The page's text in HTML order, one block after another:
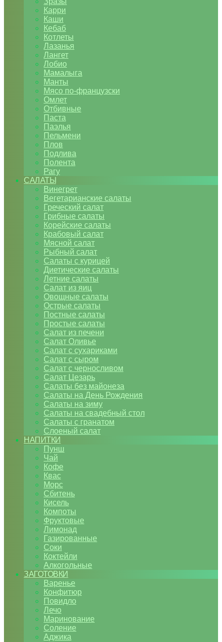
Карри
Каши
Кебаб
Котлеты
Лазанья
Лангет
Лобио
Мамалыга
Манты
Мясо по-французски
Омлет
Отбивные
Паста
Паэлья
Пельмени
Плов
Подлива
Полента
Рагу
САЛАТЫ
Винегрет
Вегетарианские салаты
Греческий салат
Грибные салаты
Корейские салаты
Крабовый салат
Мясной салат
Рыбный салат
Салаты с курицей
Диетические салаты
Летние салаты
Салат из яиц
Овощные салаты
Острые салаты
Постные салаты
Простые салаты
Салат из печени
Салат Оливье
Салат с сухариками
Салат с сыром
Салат с черносливом
Салат Цезарь
Салаты без майонеза
Салаты на День Рождения
Салаты на зиму
Салаты на свадебный стол
Салаты с гранатом
Слоеный салат
НАПИТКИ
Пунш
Чай
Кофе
Квас
Морс
Сбитень
Кисель
Компоты
Фруктовые
Лимонад
Газированные
Соки
Коктейли
Алкогольные
ЗАГОТОВКИ
Варенье
Конфитюр
Повидло
Лечо
Маринование
Соление
Аджика